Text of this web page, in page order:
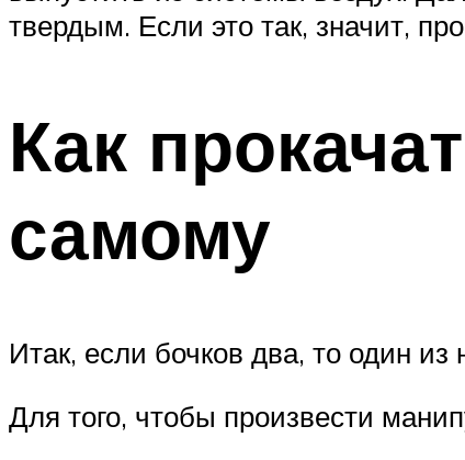
твердым. Если это так, значит,
Как
самому
Итак, если бочков два, то один
Для того, чтобы произвести